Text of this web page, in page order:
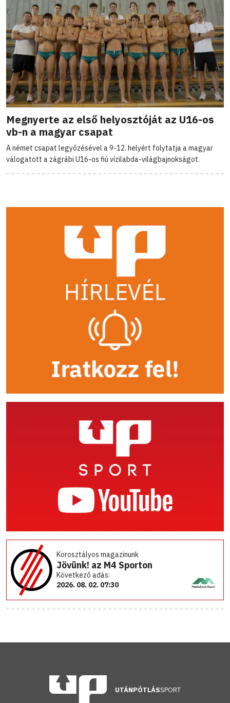
Megnyerte az első helyosztóját az U16-os
vb-n a magyar csapat
A német csapat legyőzésével a 9-12. helyért folytatja a magyar
válogatott a zágrábi U16-os fiú vízilabda-világbajnokságot.
Korosztályos magazinunk
Jövünk! az M4 Sporton
Következő adás:
2026. 08. 02. 07:30
UTÁNPÓTLÁSSPORT